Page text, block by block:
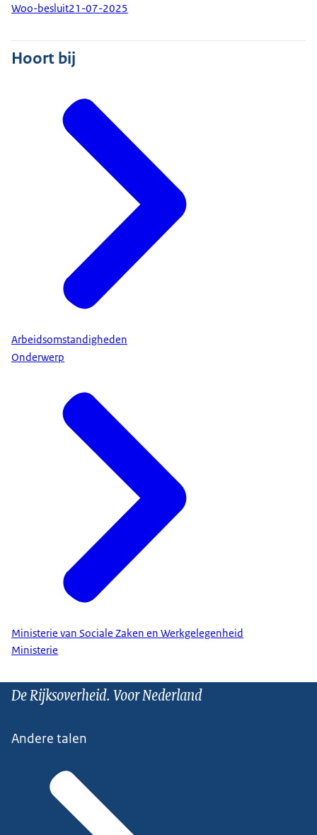
Woo-besluit21-07-2025
Hoort bij
Arbeidsomstandigheden
Onderwerp
Ministerie van Sociale Zaken en Werkgelegenheid
Ministerie
De Rijksoverheid. Voor Nederland
Andere talen